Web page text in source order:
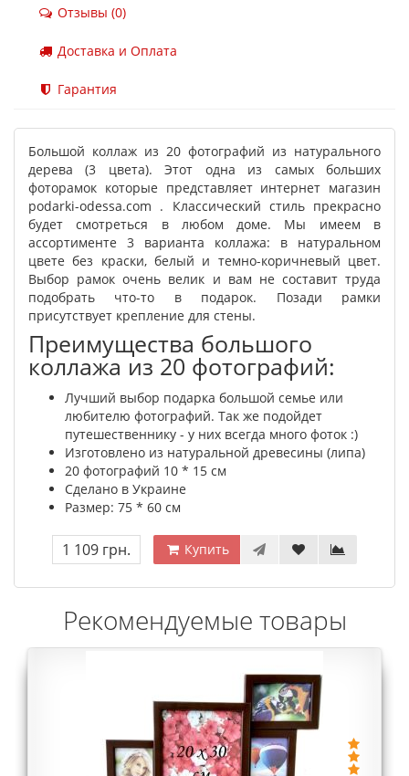
Отзывы (0)
Доставка и Оплата
Гарантия
Большой коллаж из 20 фотографий из натурального
дерева (3 цвета). Этот одна из самых больших
фоторамок которые представляет интернет магазин
podarki-odessa.com . Классический стиль прекрасно
будет смотреться в любом доме. Мы имеем в
ассортименте 3 варианта коллажа: в натуральном
цвете без краски, белый и темно-коричневый цвет.
Выбор рамок очень велик и вам не составит труда
подобрать что-то в подарок. Позади рамки
присутствует крепление для стены.
Преимущества большого
коллажа из 20 фотографий:
Лучший выбор подарка большой семье или
любителю фотографий. Так же подойдет
путешественнику - у них всегда много фоток :)
Изготовлено из натуральной древесины (липа)
20 фотографий 10 * 15 см
Сделано в Украине
Размер: 75 * 60 см
1 109 грн. Купить
Рекомендуемые товары